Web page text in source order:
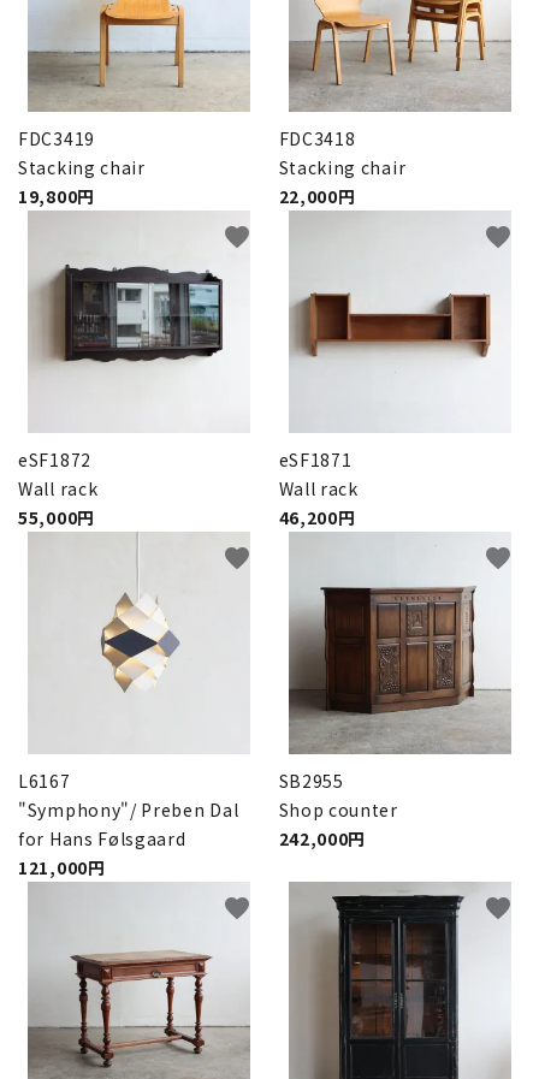
FDC3419
Stacking chair
19,800円
FDC3418
Stacking chair
22,000円
eSF1872
Wall rack
55,000円
favorite
eSF1871
Wall rack
46,200円
favorite
L6167
"Symphony"/ Preben Dal
for Hans Følsgaard
121,000円
favorite
SB2955
Shop counter
242,000円
favorite
favorite favorite